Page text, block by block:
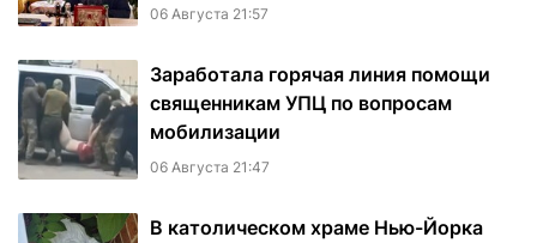
06 Августа 21:57
Заработала горячая линия помощи
священникам УПЦ по вопросам
мобилизации
06 Августа 21:47
В католическом храме Нью-Йорка